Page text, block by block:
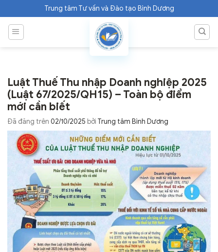
đến
dung
Trung tâm Tư vấn và Đào tạo Bình Dương
Luật Thuế Thu nhập Doanh nghiệp 2025
(Luật 67/2025/QH15) – Toàn bộ điểm
mới cần biết
Đã đăng trên 02/10/2025 bởi Trung tâm Bình Dương